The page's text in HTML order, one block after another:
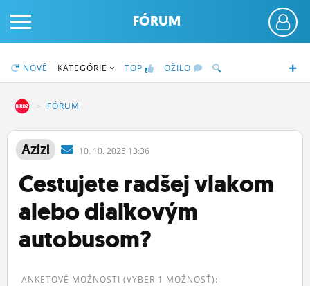
PRIHLÁS SA
ČINŽIAK
FÓRUM
STATUSY
FÓRUM
NOVÉ KATEGÓRIE TOP OŽILO
FÓRUM
Azizi 10. 10. 2025 13:36
Cestujete radšej vlakom
alebo diaľkovým
autobusom?
ANKETOVÉ MOŽNOSTI (VYBER 1 MOŽNOSŤ):